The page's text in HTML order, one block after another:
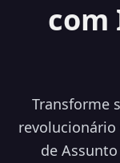
com
Transforme
revolucionário
de